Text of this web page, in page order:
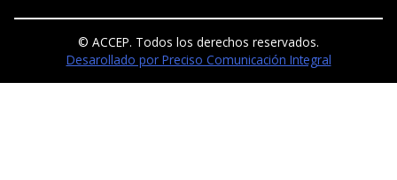
© ACCEP. Todos los derechos reservados.
Desarollado por Preciso Comunicación Integral